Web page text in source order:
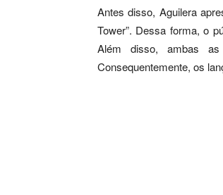
Antes disso, Aguilera
Tower”. Dessa forma, o
Além disso, ambas
Consequentemente, os